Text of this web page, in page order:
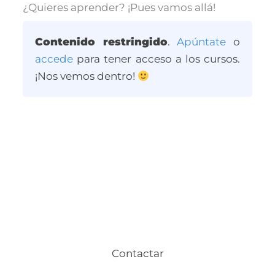
¿Quieres aprender? ¡Pues vamos allá!
Contenido restringido.Apúntate o
accede para tener acceso a los cursos.
¡Nos vemos dentro!
Contactar